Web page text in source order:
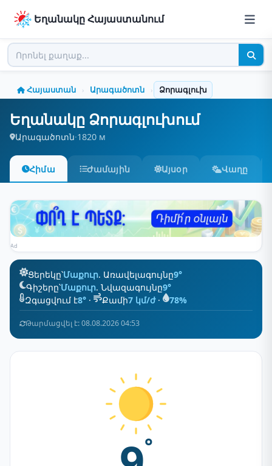
Եղանակը Հայաստանում
Հայաստան › Արագածոտն › Ձորագլուխ
Եղանակը Ձորագլուխում
Արագածոտն·1820 м
Հիմա Ժամային Այսօր Վաղը
Ad
Ցերեկը՝Մաքուր. Առավելագույնը9°
Գիշերը՝Մաքուր. Նվազագույնը9°
Զգացվում է8° · Քամի7 կմ/ժ· 78%
Թարմացվել է: 08.08.2026 04:53
°